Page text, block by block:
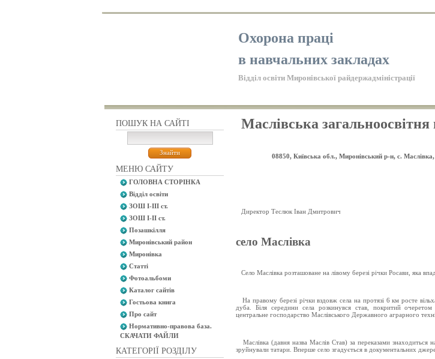
Охорона праці
в навчальних закладах
Відділ освіти Миронівської райдержадміністрації
ПОШУК НА САЙТІ
МЕНЮ САЙТУ
ГОЛОВНА СТОРІНКА
Відділ освіти
ЗОШ І-ІІІ ст.
ЗОШ І-ІІ ст.
Позашкілля
Миронівський район
Миронівка
Статті
Фотоальбоми
Каталог сайтів
Гостьова книга
Про сайт
Нормативно-правова база.
СКАЧАТИ ФАЙЛИ
КАТЕГОРІЇ РОЗДІЛУ
Маслівська
08850, Київська обл., Миронівський р-н, с.
Директор Теслюк Іван Дмитрович
село Маслівка
Село Маслівка розташоване на лівому березі річки Росави, яка
На правому березі річки вздовж села на протязі 6 км росте
дуба. Біля середини села розкинувся став, покритий
центральне господарство Маслівського Державного аграрного
Маслівка (давня назва Маслів Став) за переказами знаходиться
зруйнували татари. Вперше село згадується в документальних